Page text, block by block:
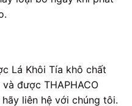
Lá Khôi Tía khô chất
được THAPHACO
liên hệ với chúng tôi.